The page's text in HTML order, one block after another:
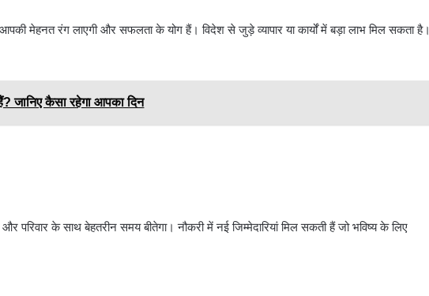
मेहनत रंग लाएगी और सफलता के योग हैं। विदेश से जुड़े व्यापार या कार्यों में बड़ा लाभ मिल सकता है।
जानिए कैसा रहेगा आपका दिन
परिवार के साथ बेहतरीन समय बीतेगा। नौकरी में नई जिम्मेदारियां मिल सकती हैं जो भविष्य के लिए